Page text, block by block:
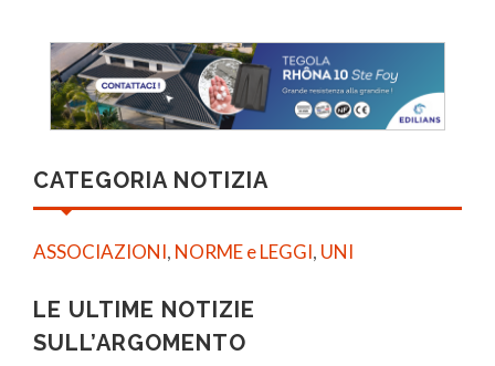
CATEGORIA NOTIZIA
ASSOCIAZIONI, NORME e LEGGI, UNI
LE ULTIME NOTIZIE
SULL’ARGOMENTO